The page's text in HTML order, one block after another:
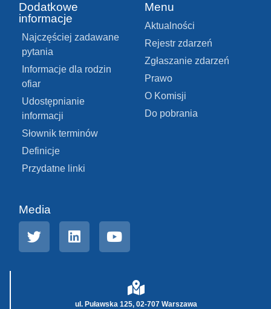
Dodatkowe
informacje
Najczęściej zadawane
pytania
Informacje dla rodzin
ofiar
Udostępnianie
informacji
Słownik terminów
Definicje
Przydatne linki
Menu
Aktualności
Rejestr zdarzeń
Zgłaszanie zdarzeń
Prawo
O Komisji
Do pobrania
Media
ul. Puławska 125, 02-707 Warszawa